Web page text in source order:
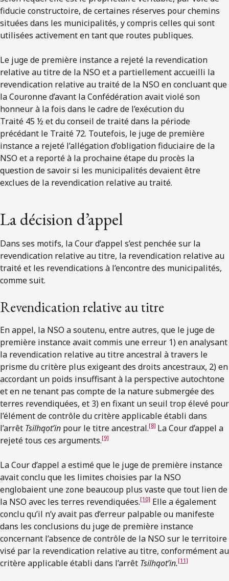
fiducie constructoire, de certaines réserves pour chemins
situées dans les municipalités, y compris celles qui sont
utilisées activement en tant que routes publiques.
Le juge de première instance a rejeté la revendication
relative au titre de la NSO et a partiellement accueilli la
revendication relative au traité de la NSO en concluant que
la Couronne d’avant la Confédération avait violé son
honneur à la fois dans le cadre de l’exécution du
Traité 45 ½ et du conseil de traité dans la période
précédant le Traité 72. Toutefois, le juge de première
instance a rejeté l’allégation d’obligation fiduciaire de la
NSO et a reporté à la prochaine étape du procès la
question de savoir si les municipalités devaient être
exclues de la revendication relative au traité.
La décision d’appel
Dans ses motifs, la Cour d’appel s’est penchée sur la
revendication relative au titre, la revendication relative au
traité et les revendications à l’encontre des municipalités,
comme suit.
Revendication relative au titre
En appel, la NSO a soutenu, entre autres, que le juge de
première instance avait commis une erreur 1) en analysant
la revendication relative au titre ancestral à travers le
prisme du critère plus exigeant des droits ancestraux, 2) en
accordant un poids insuffisant à la perspective autochtone
et en ne tenant pas compte de la nature submergée des
terres revendiquées, et 3) en fixant un seuil trop élevé pour
l’élément de contrôle du critère applicable établi dans
l’arrêt Tsilhqot’in pour le titre ancestral.[8] La Cour d’appel a
rejeté tous ces arguments.[9]
La Cour d’appel a estimé que le juge de première instance
avait conclu que les limites choisies par la NSO
englobaient une zone beaucoup plus vaste que tout lien de
la NSO avec les terres revendiquées.[10] Elle a également
conclu qu’il n’y avait pas d’erreur palpable ou manifeste
dans les conclusions du juge de première instance
concernant l’absence de contrôle de la NSO sur le territoire
visé par la revendication relative au titre, conformément au
critère applicable établi dans l’arrêt Tsilhqot’in.[11]